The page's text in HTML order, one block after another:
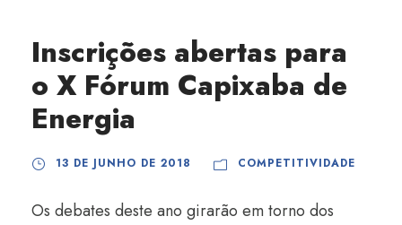
Inscrições abertas para
o X Fórum Capixaba de
Energia
13 DE JUNHO DE 2018 COMPETITIVIDADE
Os debates deste ano girarão em torno dos